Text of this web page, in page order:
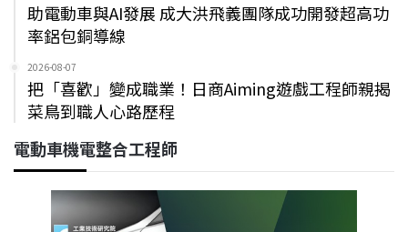
助電動車與AI發展 成大洪飛義團隊成功開發超高功
率鋁包銅導線
2026-08-07
把「喜歡」變成職業！日商Aiming遊戲工程師親揭
菜鳥到職人心路歷程
電動車機電整合工程師